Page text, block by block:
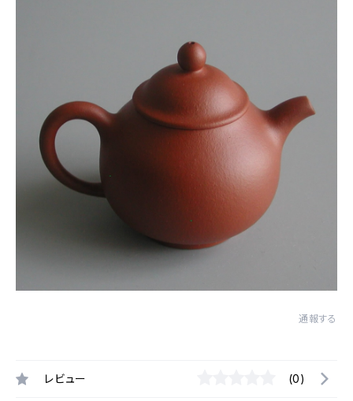
通報する
レビュー (0)